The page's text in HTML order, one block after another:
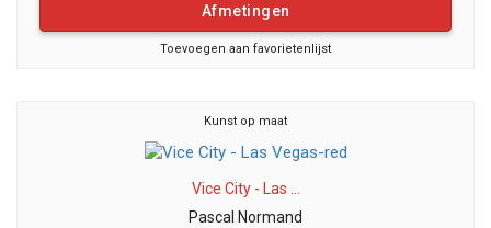
Afmetingen
Toevoegen aan favorietenlijst
Kunst op maat
Vice City - Las ...
Pascal Normand